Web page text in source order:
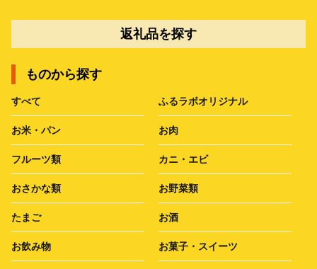
返礼品を探す
ものから探す
すべて ふるラボオリジナル
お米・パン お肉
フルーツ類 カニ・エビ
おさかな類 お野菜類
たまご お酒
お飲み物 お菓子・スイーツ